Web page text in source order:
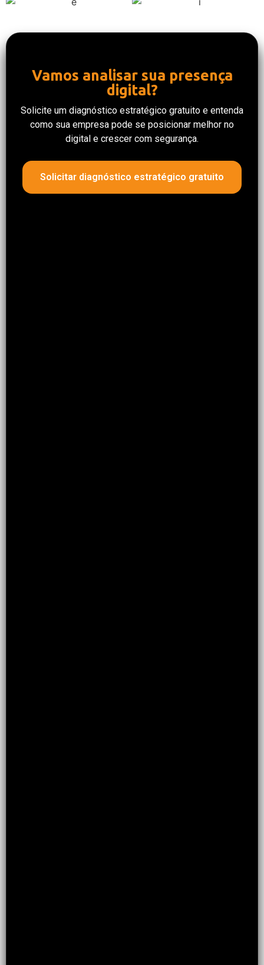
Vamos analisar sua presença
digital?
Solicite um diagnóstico estratégico gratuito e entenda
como sua empresa pode se posicionar melhor no
digital e crescer com segurança.
Solicitar diagnóstico estratégico gratuito